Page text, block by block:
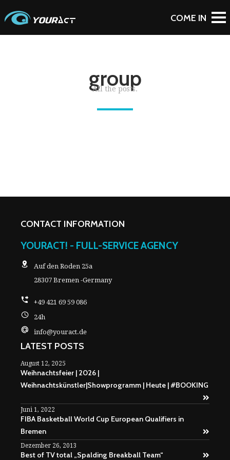
group
All the posts.
CONTACT INFORMATION
YOURACT! - FULL-SERVICE AGENCY
Auf den Roden 25a
28307 Bremen -Germany
+49 421 69 59 086
24h
info@youract.de
LATEST POSTS
August 12, 2025
Weihnachtsfeier | 2026 |
Weihnachtskünstler|Showprogramm | Heute | #BOOKING
Juni 1, 2022
FIBA Basketball World Cup European Qualifiers in
Bremen
Dezember 26, 2013
Best of TV total „Spalding Breakball Team“